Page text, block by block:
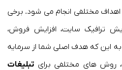
اهداف مختلفی انجام می شود. برخی
ترافیک سایت، افزایش فروش،
این که هدف اصلی شما از سرمایه
روش های مختلفی برای تبلیغات